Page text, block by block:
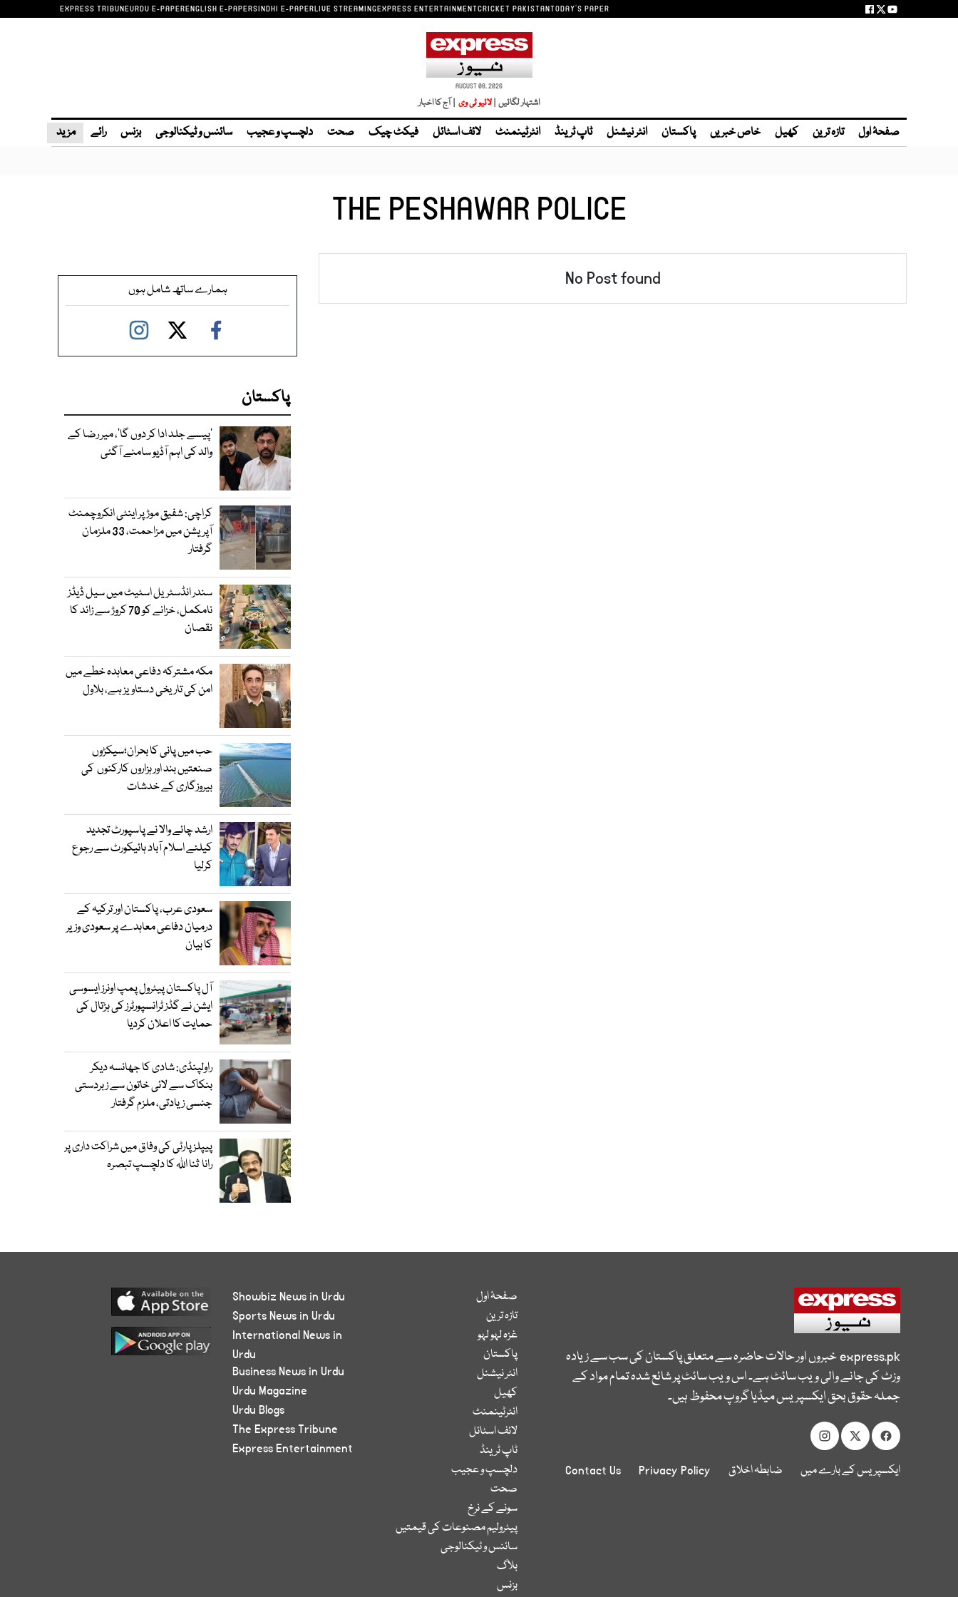
EXPRESS TRIBUNEURDU E-PAPERENGLISH E-PAPERSINDHI E-PAPERLIVE STREAMINGEXPRESS ENTERTAINMENTCRICKET PAKISTANTODAY'S PAPER
AUGUST 08, 2026
اشتہار لگائیں | | آج کا اخبار
صفحۂ اول تازہ ترین کھیل خاص خبریں پاکستان انٹر نیشنل ٹاپ ٹرینڈ انٹرٹینمنٹ لائف اسٹائل فیکٹ چیک صحت دلچسپ و عجیب سائنس و ٹیکنالوجی بزنس رائے مزید
THE PESHAWAR POLICE
No Post found ہمارے ساتھ شامل ہوں
پاکستان
’پیسے جلد ادا کر دوں گا‘، میر رضا کے
والد کی اہم آڈیو سامنے آگئی
کراچی: شفیق موڑ پر اینٹی انکروچمنٹ
آپریشن میں مزاحمت، 33 ملزمان
گرفتار
سندر انڈسٹریل اسٹیٹ میں سیل ڈیڈز
نامکمل، خزانے کو 70 کروڑ سے زائد کا
نقصان
مکہ مشترکہ دفاعی معاہدہ خطے میں
امن کی تاریخی دستاویز ہے، بلاول
حب میں پانی کا بحران؛سیکڑوں
صنعتیں بند اور ہزاروں کارکنوں کی
بیروزگاری کے خدشات
ارشد چائے والا نے پاسپورٹ تجدید
کیلئے اسلام آباد ہائیکورٹ سے رجوع
کرلیا
سعودی عرب، پاکستان اور ترکیہ کے
درمیان دفاعی معاہدے پر سعودی وزیر
کا بیان
آل پاکستان پیٹرول پمپ اونرز ایسوسی
ایشن نے گڈز ٹرانسپورٹرز کی ہڑتال کی
حمایت کا اعلان کردیا
راولپنڈی: شادی کا جھانسہ دیکر
بنکاک سے لائی خاتون سے زبردستی
جنسی زیادتی، ملزم گرفتار
پیپلز پارٹی کی وفاق میں شراکت داری پر
رانا ثنا اللہ کا دلچسپ تبصرہ
express.pkخبروں اور حالات حاضرہ سے متعلق پاکستان کی سب سے زیادہ
وزٹ کی جانے والی ویب سائٹ ہے۔ اس ویب سائٹ پر شائع شدہ تمام مواد کے
جملہ حقوق بحق ایکسپریس میڈیا گروپ محفوظ ہیں۔
ایکسپریس کے بارے میں ضابطہ اخلاق Privacy Policy
Contact Us
صفحۂ اول
تازہ ترین
غزہ لہو لہو
پاکستان
انٹر نیشنل
کھیل
انٹرٹینمنٹ
لائف اسٹائل
ٹاپ ٹرینڈ
دلچسپ و عجیب
صحت
سونے کے نرخ
پیٹرولیم مصنوعات کی قیمتیں
سائنس و ٹیکنالوجی
بلاگ
بزنس
Showbiz News in Urdu
Sports News in Urdu
International News in
Urdu
Business News in Urdu
Urdu Magazine
Urdu Blogs
The Express Tribune
Express Entertainment